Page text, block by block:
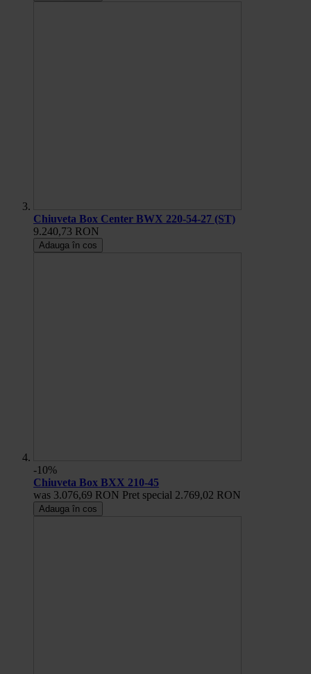
Chiuveta Box Center BWX 220-54-27 (ST)
9.240,73 RON
Adauga în cos
-10%
Chiuveta Box BXX 210-45
was 3.076,69 RON Pret special 2.769,02 RON
Adauga în cos